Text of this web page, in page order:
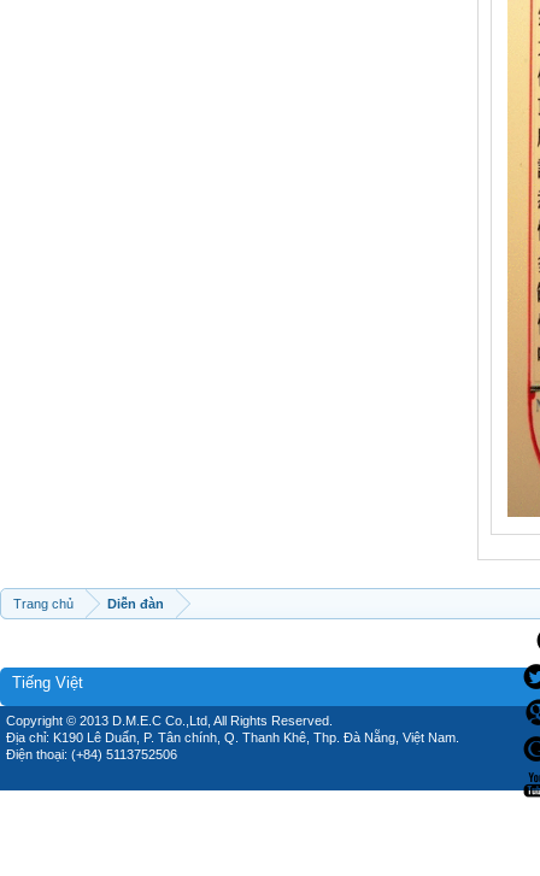
Trang chủ Diễn đàn
Tiếng Việt
Copyright © 2013 D.M.E.C Co.,Ltd, All Rights Reserved.
Địa chỉ: K190 Lê Duẩn, P. Tân chính, Q. Thanh Khê, Thp. Đà Nẵng, Việt Nam.
Điện thoại: (+84) 5113752506